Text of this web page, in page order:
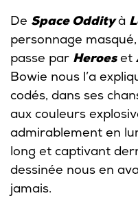
De Space Oddityà
personnage
passe par Heroeset
Bowie nous l’a
codés, dans ses
aux couleurs
admirablement en
long et captivant
dessinée nous en
jamais.